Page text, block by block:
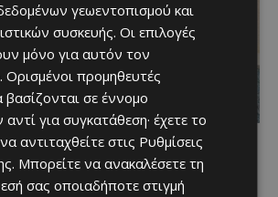
Η γιαγιά Κικκού
της
γεωεντοπισμού και
συσκευής. Οι επιλογές
μόνο για αυτόν τον
Ορισμένοι προμηθευτές
βασίζονται σε έννομο
για συγκατάθεση· έχετε το
αντιταχθείτε στις Ρυθμίσεις
. Μπορείτε να ανακαλέσετε τη
σας οποιαδήποτε στιγμή